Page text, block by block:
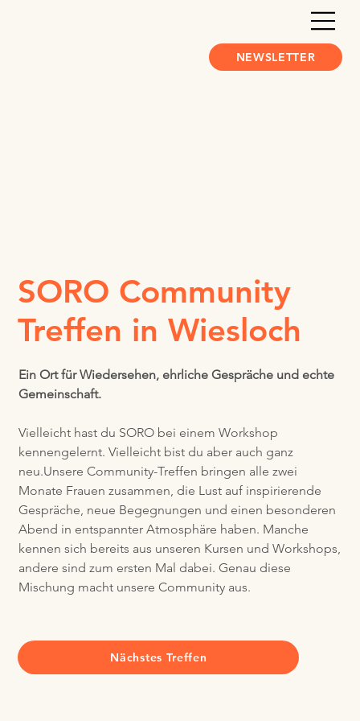
NEWSLETTER
SORO Community
Treffen in Wiesloch
Ein Ort für Wiedersehen, ehrliche Gespräche und echte
Gemeinschaft.
Vielleicht hast du SORO bei einem Workshop
kennengelernt. Vielleicht bist du aber auch ganz
neu.Unsere Community-Treffen bringen alle zwei
Monate Frauen zusammen, die Lust auf inspirierende
Gespräche, neue Begegnungen und einen besonderen
Abend in entspannter Atmosphäre haben. Manche
kennen sich bereits aus unseren Kursen und Workshops,
andere sind zum ersten Mal dabei. Genau diese
Mischung macht unsere Community aus.
Nächstes Treffen